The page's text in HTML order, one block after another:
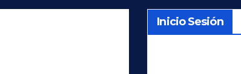
Inicio Sesión